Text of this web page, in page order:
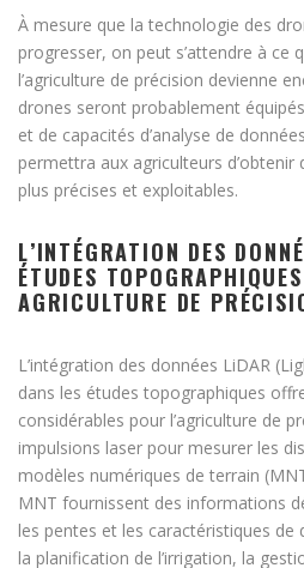
À mesure que la technologie des
progresser, on peut s’attendre à ce
l’agriculture de précision devienne
drones seront probablement
et de capacités d’analyse de
permettra aux agriculteurs
plus précises et exploitables.
L’INTÉGRATION DES
ÉTUDES
AGRICULTURE DE
L’intégration des données LiDAR
dans les études topographiques
considérables pour l’agriculture de
impulsions laser pour mesurer les
modèles numériques de terrain
MNT fournissent des informations
les pentes et les caractéristiques de
la planification de l’irrigation, la